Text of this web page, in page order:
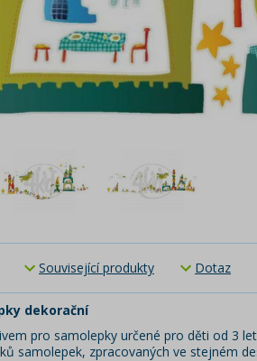
Související produkty Dotaz
dekorační
pro samolepky určené pro děti od 3
samolepek, zpracovaných ve stejném